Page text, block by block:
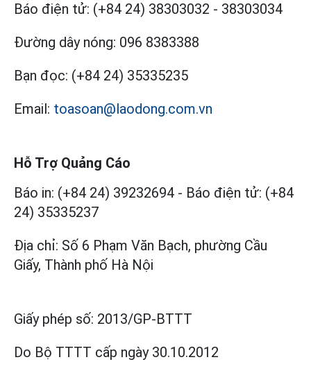
Báo điện tử: (+84 24) 38303032 - 38303034
Đường dây nóng: 096 8383388
Bạn đọc: (+84 24) 35335235
Email: toasoan@laodong.com.vn
Hỗ Trợ Quảng Cáo
Báo in: (+84 24) 39232694 - Báo điện tử: (+84
24) 35335237
Địa chỉ: Số 6 Phạm Văn Bạch, phường Cầu
Giấy, Thành phố Hà Nội
Giấy phép số: 2013/GP-BTTT
Do Bộ TTTT cấp ngày 30.10.2012